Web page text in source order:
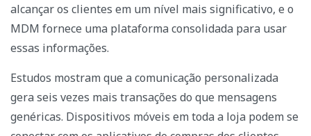
alcançar os clientes em um nível mais significativo, e o
MDM fornece uma plataforma consolidada para usar
essas informações.
Estudos mostram que a comunicação personalizada
gera seis vezes mais transações do que mensagens
genéricas. Dispositivos móveis em toda a loja podem se